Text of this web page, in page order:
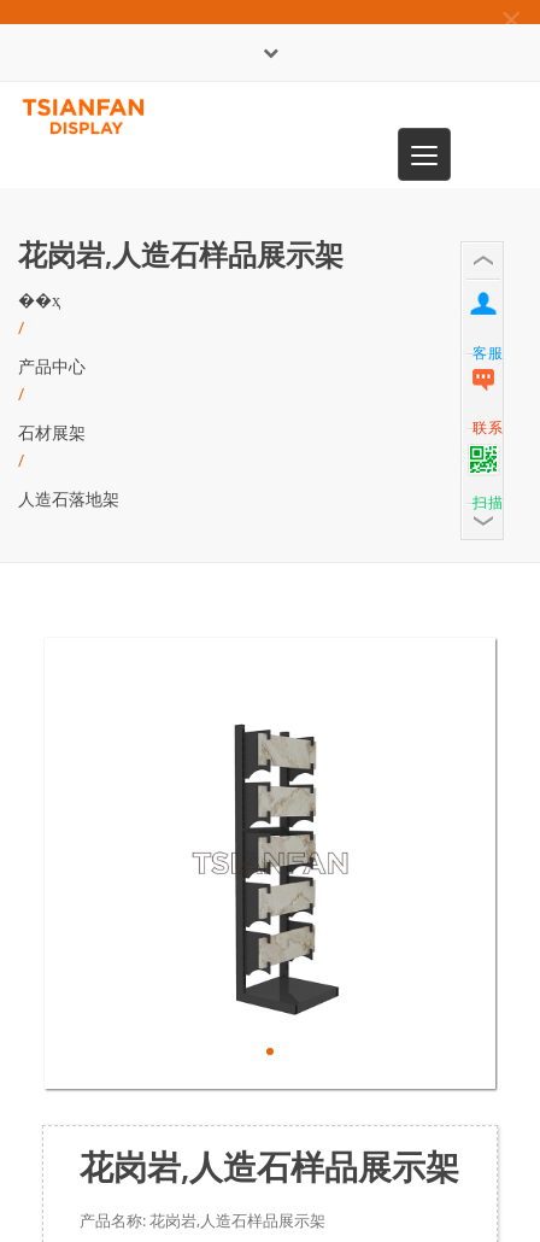
×
Toggle
navigation
花岗岩,人造石样品展示架
��ҳ
/
产品中心
/
石材展架
/
人造石落地架
花岗岩,人造石样品展示架
产品名称: 花岗岩,人造石样品展示架
客服
联系
扫描